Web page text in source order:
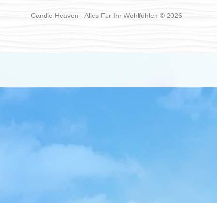
Candle Heaven - Alles Für Ihr Wohlfühlen © 2026